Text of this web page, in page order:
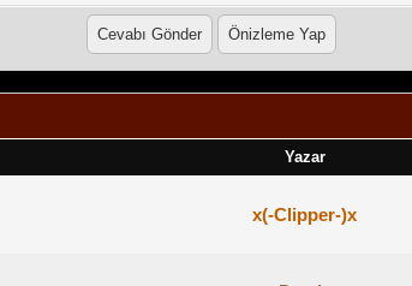
Yazar
x(-Clipper-)x